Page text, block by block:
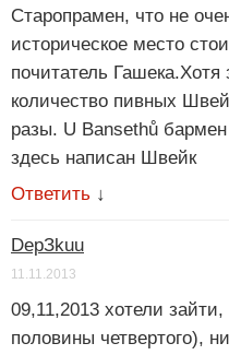
Старопрамен, что не
историческое место
почитатель
количество пивных
разы. U Bansethů
здесь написан Швейк
Ответить ↓
DepЗkuu
11.11.2013
09,11,2013 хотели
половины четвертого),